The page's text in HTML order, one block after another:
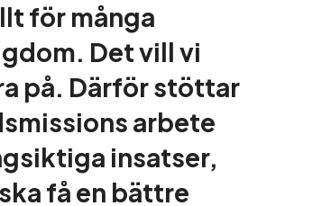
för många
Det vill vi
på. Därför stöttar
arbete
insatser,
få en bättre